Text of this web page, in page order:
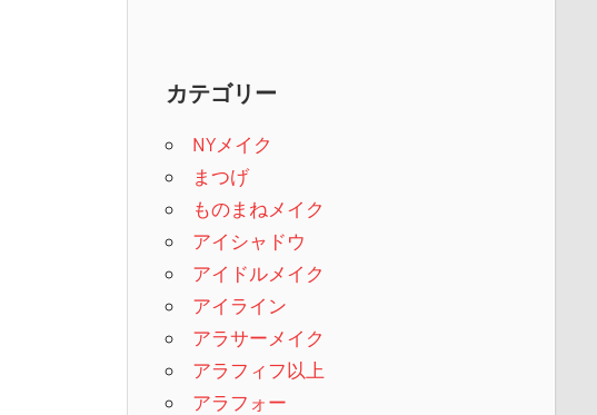
カテゴリー
NYメイク
まつげ
ものまねメイク
アイシャドウ
アイドルメイク
アイライン
アラサーメイク
アラフィフ以上
アラフォー